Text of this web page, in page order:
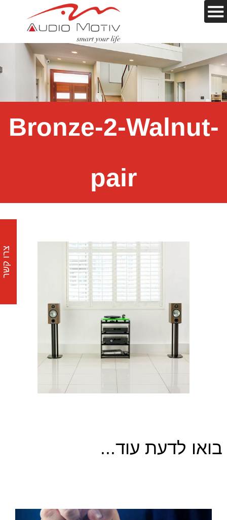
Bronze-2-Walnut-
pair
בואו לדעת עוד...
צרו קשר